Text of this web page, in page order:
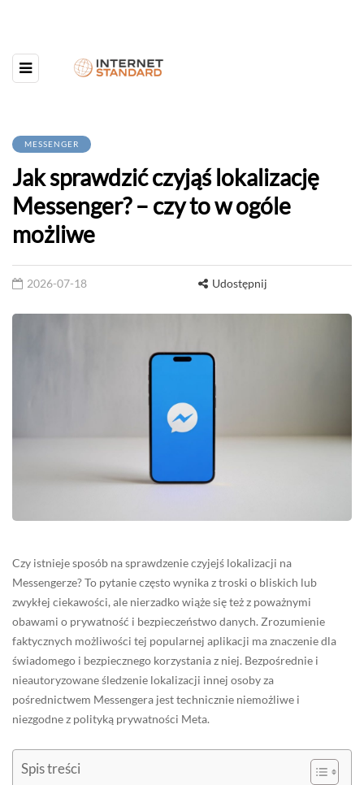
MESSENGER
Jak sprawdzić czyjąś lokalizację
Messenger? – czy to w ogóle
możliwe
2026-07-18 Udostępnij
Czy istnieje sposób na sprawdzenie czyjejś lokalizacji na
Messengerze? To pytanie często wynika z troski o bliskich lub
zwykłej ciekawości, ale nierzadko wiąże się też z poważnymi
obawami o prywatność i bezpieczeństwo danych. Zrozumienie
faktycznych możliwości tej popularnej aplikacji ma znaczenie dla
świadomego i bezpiecznego korzystania z niej. Bezpośrednie i
nieautoryzowane śledzenie lokalizacji innej osoby za
pośrednictwem Messengera jest technicznie niemożliwe i
niezgodne z polityką prywatności Meta.
Spis treści